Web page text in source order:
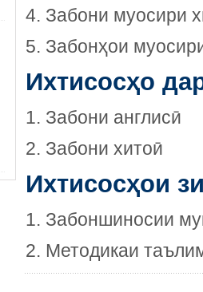
4. Забони муосири
5. Забонҳои
Ихтисосҳо
1. Забони англисӣ
2. Забони хитоӣ
Ихтисосҳои
1. Забоншиносии
2. Методикаи